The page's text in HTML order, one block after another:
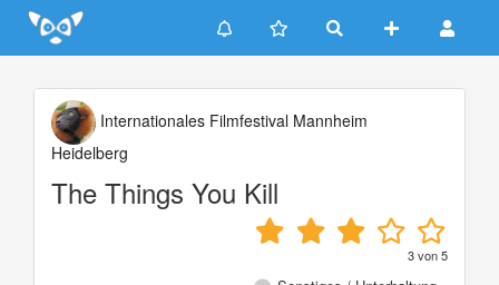
Update cookies preferences
Internationales Filmfestival Mannheim
Heidelberg
The Things You Kill
3von5